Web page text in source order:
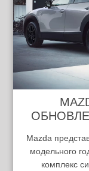
Mazda
модельного
комплекс